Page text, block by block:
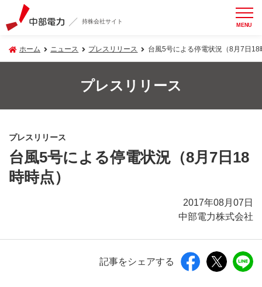
持株会社サイト MENU
ホーム ニュース プレスリリース 台風5号による停電状況（8月7日18
プレスリリース
プレスリリース
台風5号による停電状況（8月7日18
時時点）
2017年08月07日
中部電力株式会社
記事をシェアする